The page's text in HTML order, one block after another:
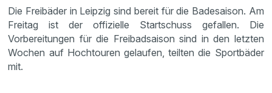
Die Freibäder in Leipzig sind bereit für die Badesaison. Am
Freitag ist der offizielle Startschuss gefallen. Die
Vorbereitungen für die Freibadsaison sind in den letzten
Wochen auf Hochtouren gelaufen, teilten die Sportbäder
mit.